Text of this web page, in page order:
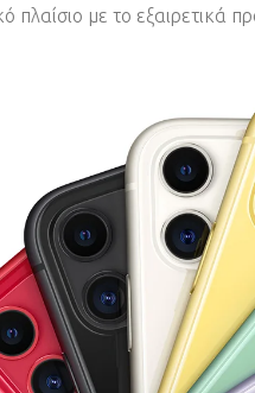
πλαίσιο με το εξαιρετικά